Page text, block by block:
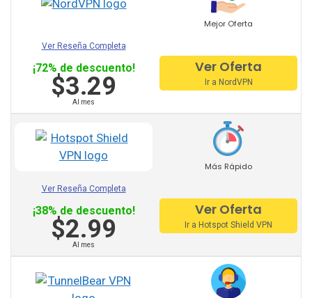
TunnelBear
Hotspot Shield
VPN Unlimited
Privatevpn
SaferVPN
Zenmate
Surfshark
Otros Proveedores
Mejor Oferta
Ver Reseña Completa
¡72% de descuento!
$3.29
Al mes
Ver Oferta
Ir a NordVPN
Más Rápido
Ver Reseña Completa
¡38% de descuento!
$2.99
Al mes
Ver Oferta
Ir a Hotspot Shield VPN